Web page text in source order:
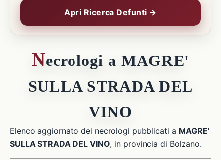
Apri Ricerca Defunti →
Necrologi a MAGRE'
SULLA STRADA DEL
VINO
Elenco aggiornato dei necrologi pubblicati a MAGRE'
SULLA STRADA DEL VINO, in provincia di Bolzano.